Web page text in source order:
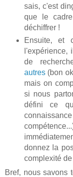
sais, c'est
que le
déchiffrer !
Ensuite, et
de
autres(bon
mais on
si nous
défini ce
donnez la
complexité
Bref, nous savons